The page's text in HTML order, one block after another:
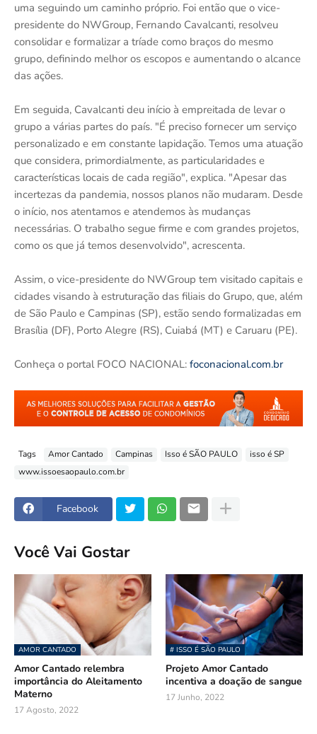
uma seguindo um caminho próprio. Foi então que o vice-
presidente do NWGroup, Fernando Cavalcanti, resolveu
consolidar e formalizar a tríade como braços do mesmo
grupo, definindo melhor os escopos e aumentando o alcance
das ações.
Em seguida, Cavalcanti deu início à empreitada de levar o
grupo a várias partes do país. "É preciso fornecer um serviço
personalizado e em constante lapidação. Temos uma atuação
que considera, primordialmente, as particularidades e
características locais de cada região", explica. "Apesar das
incertezas da pandemia, nossos planos não mudaram. Desde
o início, nos atentamos e atendemos às mudanças
necessárias. O trabalho segue firme e com grandes projetos,
como os que já temos desenvolvido", acrescenta.
Assim, o vice-presidente do NWGroup tem visitado capitais e
cidades visando à estruturação das filiais do Grupo, que, além
de São Paulo e Campinas (SP), estão sendo formalizadas em
Brasília (DF), Porto Alegre (RS), Cuiabá (MT) e Caruaru (PE).
Conheça o portal FOCO NACIONAL: foconacional.com.br
Tags Amor Cantado Campinas Isso é SÃO PAULO
isso é SP
www.issoesaopaulo.com.br
Facebook
Você Vai Gostar
AMOR CANTADO
Amor Cantado relembra
importância do Aleitamento
Materno
17 Agosto, 2022
# ISSO É SÃO PAULO
Projeto Amor Cantado
incentiva a doação de sangue
17 Junho, 2022